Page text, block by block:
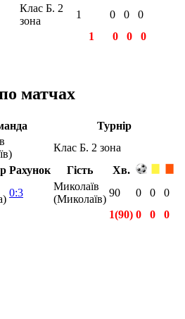
Клас Б. 2
зона
1 0 0
0
1 0 0 0
матчах
Турнір
Клас Б. 2 зона
Рахунок Гість
Хв.
0:3
Миколаїв
(Миколаїв)
90 0 0
0
1(90) 0 0
0